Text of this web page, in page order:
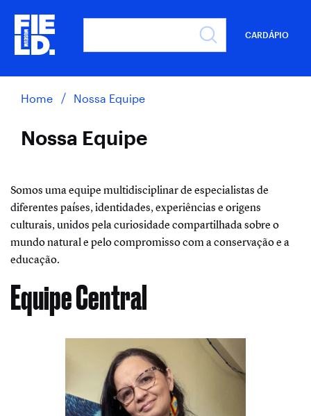
CARDÁPIO
Home Nossa Equipe
Nossa Equipe
Somos uma equipe multidisciplinar de especialistas de
diferentes países, identidades, experiências e origens
culturais, unidos pela curiosidade compartilhada sobre o
mundo natural e pelo compromisso com a conservação e a
educação.
Equipe Central